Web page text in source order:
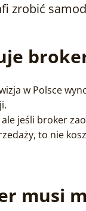
zrobić
w Polsce
jeśli broker
to nie
musi